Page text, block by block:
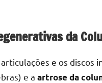
da
e os
e a artrose da